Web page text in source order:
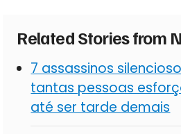
Related Stories from
7 assassinos
tantas pessoas
até ser tarde demais